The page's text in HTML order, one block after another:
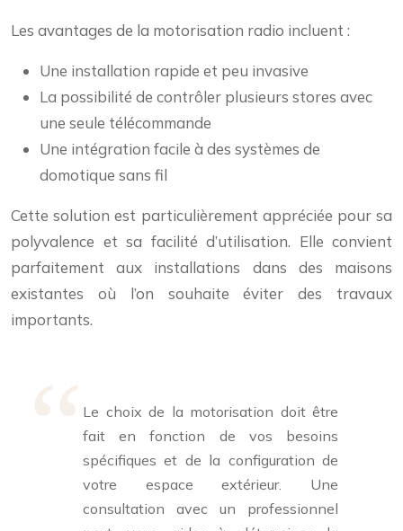
Les avantages de la motorisation radio incluent :
Une installation rapide et peu invasive
La possibilité de contrôler plusieurs stores avec
une seule télécommande
Une intégration facile à des systèmes de
domotique sans fil
Cette solution est particulièrement appréciée pour sa
polyvalence et sa facilité d’utilisation. Elle convient
parfaitement aux installations dans des maisons
existantes où l’on souhaite éviter des travaux
importants.
Le choix de la motorisation doit être
fait en fonction de vos besoins
spécifiques et de la configuration de
votre espace extérieur. Une
consultation avec un professionnel